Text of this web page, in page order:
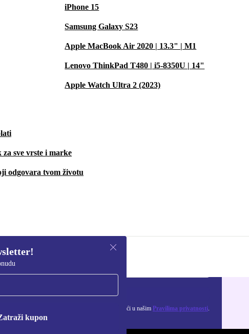
iPhone 15
Samsung Galaxy S23
Apple MacBook Air 2020 | 13.3" | M1
Lenovo ThinkPad T480 | i5-8350U | 14"
Apple Watch Ultra 2 (2023)
sve vrste i marke
odgovara tvom životu
kupon
Zatraži kupon
o korištenju osobnih podataka možeš pronaći u našim Pravilima privatnosti.